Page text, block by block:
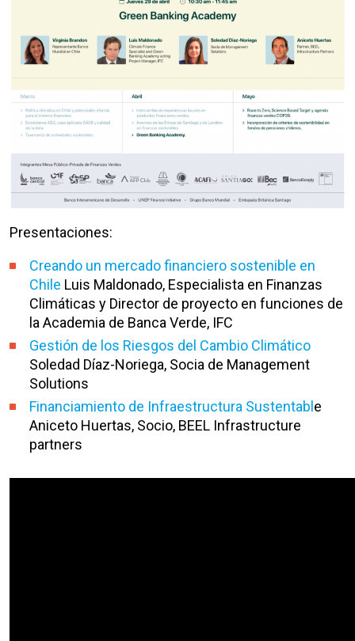
Presentaciones:
Creando un mercado financiero sostenible en
Chile Luis Maldonado, Especialista en Finanzas
Climáticas y Director de proyecto en funciones de
la Academia de Banca Verde, IFC
Gestión de los Riesgos del Cambio Climático
Soledad Díaz-Noriega, Socia de Management
Solutions
Financiamiento de Infraestructura Sustentable
Aniceto Huertas, Socio, BEEL Infrastructure
partners